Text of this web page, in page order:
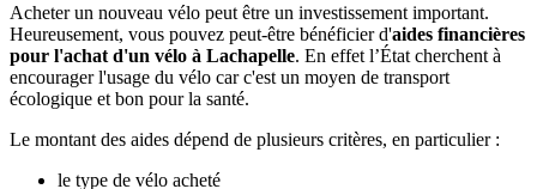
Acheter un nouveau vélo peut être un investissement important.
Heureusement, vous pouvez peut-être bénéficier d'aides financières
pour l'achat d'un vélo à Lachapelle. En effet l’État cherchent à
encourager l'usage du vélo car c'est un moyen de transport
écologique et bon pour la santé.
Le montant des aides dépend de plusieurs critères, en particulier :
le type de vélo acheté